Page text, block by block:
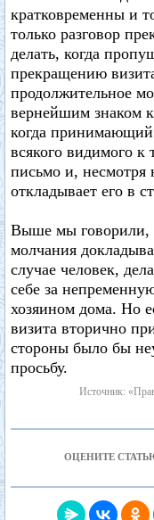
кратковременны и
только разговор
делать, когда
прекращению
продолжительное
вернейшим знаком
когда принимающий
всякого видимого к
письмо и, несмотря
откладывает его в
Выше мы говорили,
молчания
случае человек,
себе за
хозяином дома. Но
визита вторично
стороны было бы
просьбу.
Источник:
ОЦЕНИТЕ